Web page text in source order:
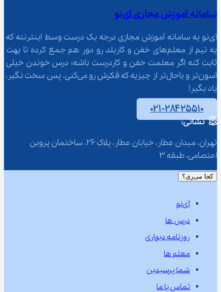
سامانه آموزش مجازی آی‌نو
آی‌نو یه سامانه آموزش مجازی درجه یک درست وسط اینترنته که
یه تیم از معلم‌‌های خفن و کاربلد رو دور هم جمع کرده تا بهت
ثابت کنه اگر معلمت خفن و کاردرست باشه؛ درس خوندن خیلی
آسون‌تر و باحال‌تر از چیزیه که فکرش رو می‌کنی. پس سخت نگیر،
یاد بگیر!
۰۲۱-۲۸۴۲۵۵۱۰
نشانی:
تهران، میدان عطار، خیابان عطار، پلاک 26، ساختمان پروین
اعتصامی، طبقه 3
کجا می‌ری؟
آی‌نو
درس ها
روزنامه دیواری
معلم ها
شما پرسیدین
تماس با ما